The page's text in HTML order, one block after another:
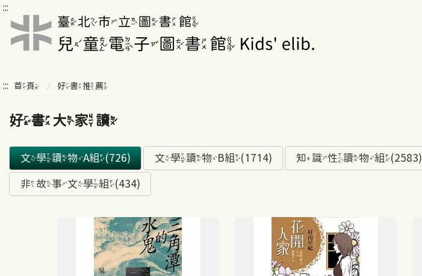
:::
::: 首頁 好書推薦
好書大家讀
文學讀物A組(726) 文學讀物B組(1714) 知識性讀物組(2583)
非故事文學組(434)